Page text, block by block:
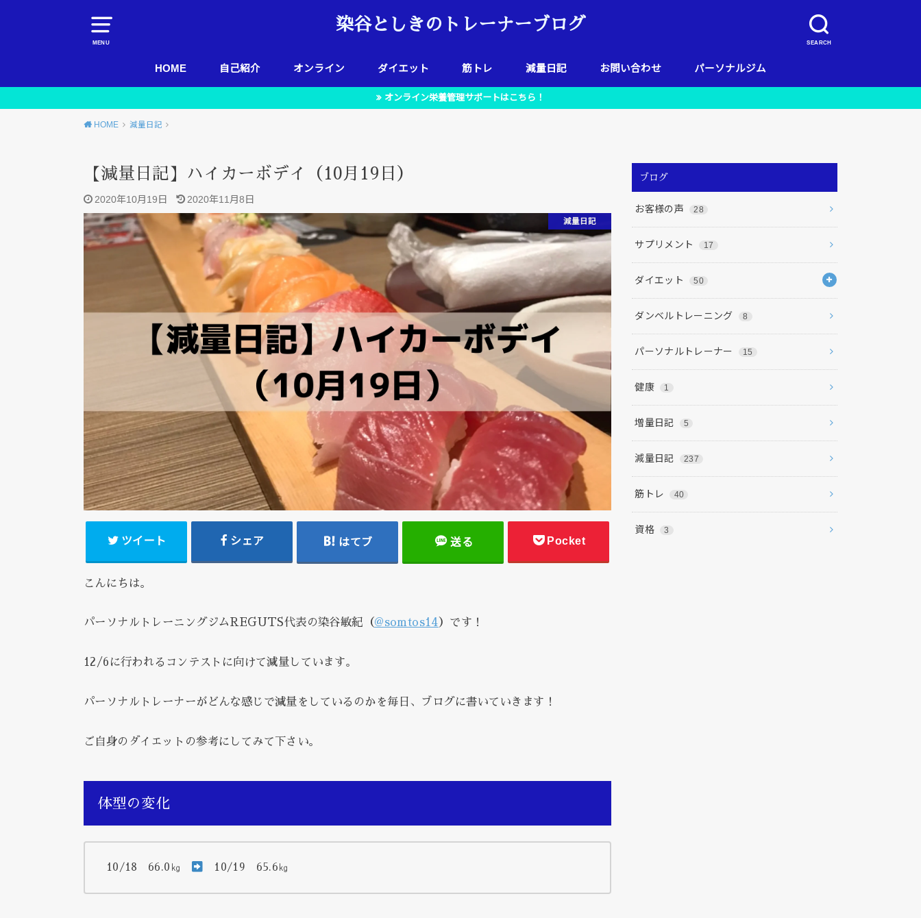
MENU SEARCH
染谷としきのトレーナーブログ
HOME 自己紹介 オンライン ダイエット 筋トレ 減量日記 お問い合わせ パーソナルジム
オンライン栄養管理サポートはこちら！
HOME 減量日記
【減量日記】ハイカーボデイ（10月19日）
2020年10月19日 2020年11月8日
減量日記
ツイート シェア はてブ 送る Pocket
こんにちは。
パーソナルトレーニングジムREGUTS代表の染谷敏紀（@somtos14）です！
12/6に行われるコンテストに向けて減量しています。
パーソナルトレーナーがどんな感じで減量をしているのかを毎日、ブログに書いていきます！
ご自身のダイエットの参考にしてみて下さい。
体型の変化
10/18 66.0㎏ 10/19 65.6㎏
ブログ
お客様の声 28
サプリメント 17
ダイエット 50
ダンベルトレーニング 8
パーソナルトレーナー 15
健康 1
増量日記 5
減量日記 237
筋トレ 40
資格 3